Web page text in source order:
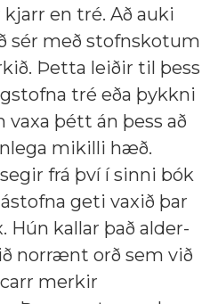
en tré. Að auki
sér með stofnskotum
Þetta leiðir til þess
tré eða þykkni
þétt án þess að
mikilli hæð.
frá því í sinni bók
geti vaxið þar
Hún kallar það alder-
norrænt orð sem við
merkir